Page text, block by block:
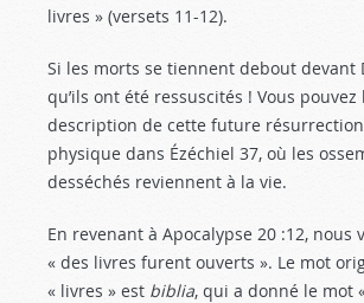
livres » (versets 11-12).
Si les morts se tiennent debout devant
qu’ils ont été ressuscités ! Vous
description de cette future
physique dans Ézéchiel 37, où les
desséchés reviennent à la vie.
En revenant à Apocalypse 20 :12, nous
« des livres furent ouverts ». Le mot
« livres » est biblia, qui a donné le mot